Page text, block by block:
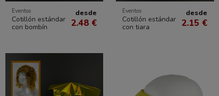
Eventos
Cotillón estándar
con bombín
desde
2.48 €
Eventos
Cotillón estándar
con tiara
desde
2.15 €